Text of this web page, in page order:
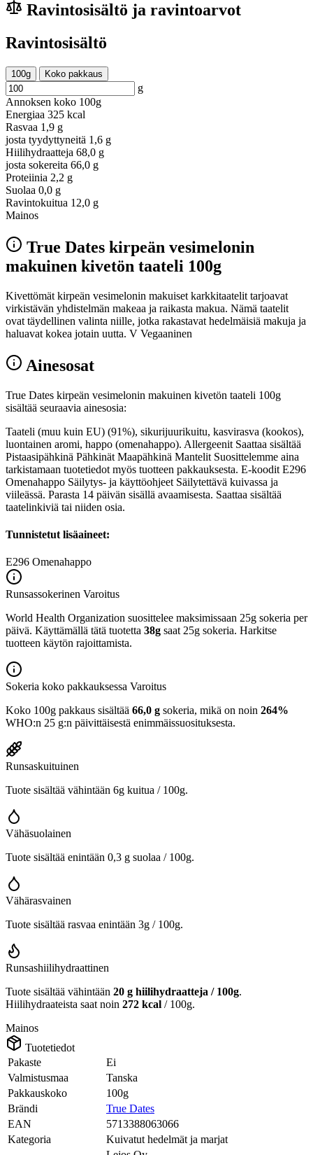
Ravintosisältö ja ravintoarvot
Ravintosisältö
100g Koko pakkaus
g
Annoksen koko 100g
Energiaa 325 kcal
Rasvaa 1,9 g
josta tyydyttyneitä 1,6 g
Hiilihydraatteja 68,0 g
josta sokereita 66,0 g
Proteiinia 2,2 g
Suolaa 0,0 g
Ravintokuitua 12,0 g
Mainos
True Dates kirpeän vesimelonin
makuinen kivetön taateli 100g
Kivettömät kirpeän vesimelonin makuiset karkkitaatelit tarjoavat
virkistävän yhdistelmän makeaa ja raikasta makua. Nämä taatelit
ovat täydellinen valinta niille, jotka rakastavat hedelmäisiä makuja ja
haluavat kokea jotain uutta. V Vegaaninen
Ainesosat
True Dates kirpeän vesimelonin makuinen kivetön taateli 100g
sisältää seuraavia ainesosia:
Taateli (muu kuin EU) (91%), sikurijuurikuitu, kasvirasva (kookos),
luontainen aromi, happo (omenahappo). Allergeenit Saattaa sisältää
Pistaasipähkinä Pähkinät Maapähkinä Mantelit Suosittelemme aina
tarkistamaan tuotetiedot myös tuotteen pakkauksesta. E-koodit E296
Omenahappo Säilytys- ja käyttöohjeet Säilytettävä kuivassa ja
viileässä. Parasta 14 päivän sisällä avaamisesta. Saattaa sisältää
taatelinkiviä tai niiden osia.
Tunnistetut lisäaineet:
E296 Omenahappo
Runsassokerinen Varoitus
World Health Organization suosittelee maksimissaan 25g sokeria per
päivä. Käyttämällä tätä tuotetta 38g saat 25g sokeria. Harkitse
tuotteen käytön rajoittamista.
Sokeria koko pakkauksessa Varoitus
Koko 100g pakkaus sisältää 66,0 g sokeria, mikä on noin 264%
WHO:n 25 g:n päivittäisestä enimmäissuosituksesta.
Runsaskuituinen
Tuote sisältää vähintään 6g kuitua / 100g.
Vähäsuolainen
Tuote sisältää enintään 0,3 g suolaa / 100g.
Vähärasvainen
Tuote sisältää rasvaa enintään 3g / 100g.
Runsashiilihydraattinen
Tuote sisältää vähintään 20 g hiilihydraatteja / 100g.
Hiilihydraateista saat noin 272 kcal / 100g.
Mainos
Tuotetiedot
Pakaste
Ei
Valmistusmaa
Tanska
Pakkauskoko
100g
Brändi
True Dates
EAN
5713388063066
Kategoria
Kuivatut hedelmät ja marjat